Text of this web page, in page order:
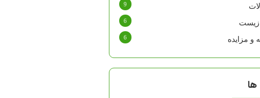
9
6
و مزایده 6
ها